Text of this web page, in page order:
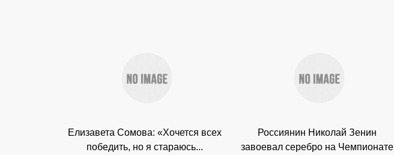
Елизавета Сомова: «Хочется всех
победить, но я стараюсь...
Россиянин Николай Зенин
завоевал серебро на Чемпионате